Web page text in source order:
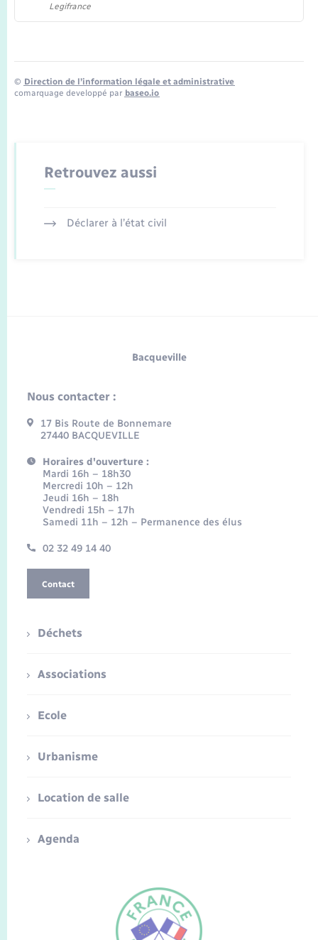
Legifrance
© Direction de l’information légale et administrative
comarquage developpé par baseo.io
Retrouvez aussi
Déclarer à l’état civil
Bacqueville
Nous contacter :
17 Bis Route de Bonnemare
27440 BACQUEVILLE
Horaires d'ouverture :
Mardi 16h – 18h30
Mercredi 10h – 12h
Jeudi 16h – 18h
Vendredi 15h – 17h
Samedi 11h – 12h – Permanence des élus
02 32 49 14 40
Contact
Déchets
Associations
Ecole
Urbanisme
Location de salle
Agenda